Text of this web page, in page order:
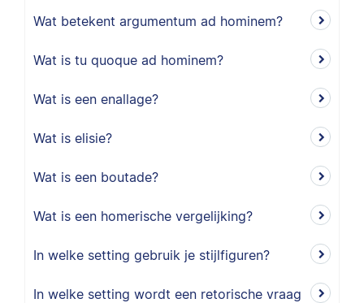
Wat betekent argumentum ad hominem?
Wat is tu quoque ad hominem?
Wat is een enallage?
Wat is elisie?
Wat is een boutade?
Wat is een homerische vergelijking?
In welke setting gebruik je stijlfiguren?
In welke setting wordt een retorische vraag